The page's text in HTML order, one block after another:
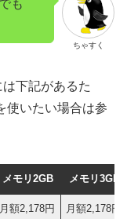
ちゃすく
も
下記があるた
使いたい場合は参
メモリ2GB メモリ3GB
月額2,178円 月額2,178円